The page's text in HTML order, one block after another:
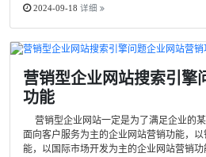
2024-09-18 详细
营销型企业网站搜索引擎
功能
营销型企业网站一定是为了满足企业的
面向客户服务为主的企业网站营销功能，
能，以国际市场开发为主的企业网站营销